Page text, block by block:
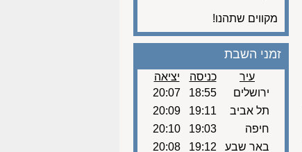
מקווים שתהנו!
זמני השבת
עיר כניסה
יציאה
ירושלים
18:55
20:07
תל אביב
19:11
20:09
חיפה
19:03
20:10
באר שבע
19:12
20:08